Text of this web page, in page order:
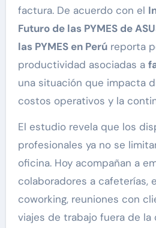
factura. De acuerdo con el
Futuro de las PYMES de
las PYMES en Perúreporta
productividad asociadas a
una situación que impacta
costos operativos y la
El estudio revela que los
profesionales ya no se
oficina. Hoy acompañan a
colaboradores a cafeterías,
coworking, reuniones con
viajes de trabajo fuera de la